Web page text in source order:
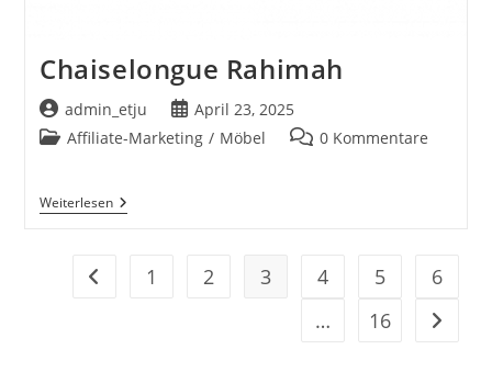
Chaiselongue Rahimah
Beitrags-
Autor:
admin_etju
Beitrag
veröffentlicht:
April 23, 2025
Beitrags-
Affiliate-Marketing / Möbel
Beitrags-
0 Kommentare
WeiterlesenChaiselongue
Rahimah
Zur vorherigen Seite
1 2 3 4 5
6
…
16 Zur